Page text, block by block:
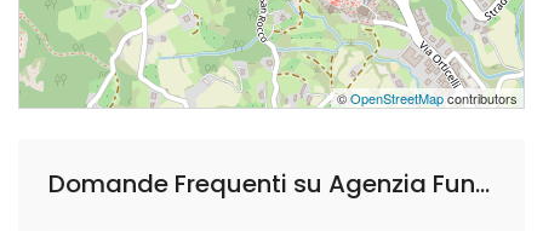
©OpenStreetMapcontributors
Domande Frequenti su Agenzia Funebre-Onoranze Funebri Petrillo Giandomenico